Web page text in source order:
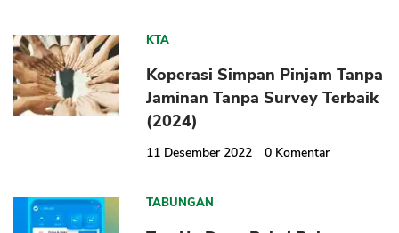
KTA
Koperasi Simpan Pinjam Tanpa
Jaminan Tanpa Survey Terbaik
(2024)
11 Desember 2022 0 Komentar
TABUNGAN